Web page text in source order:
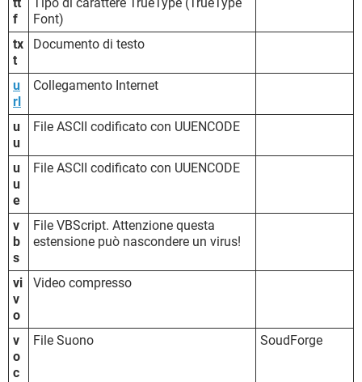
f
Font)
tx
t
Documento di testo
u
rl
Collegamento Internet
u
u
File ASCII codificato con UUENCODE
u
u
e
File ASCII codificato con UUENCODE
v
b
s
File VBScript. Attenzione questa
estensione può nascondere un virus!
vi
v
o
Video compresso
v
o
c
File Suono SoudForge